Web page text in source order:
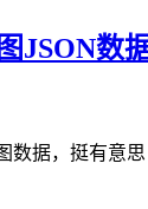
JSON数
据，挺有意思